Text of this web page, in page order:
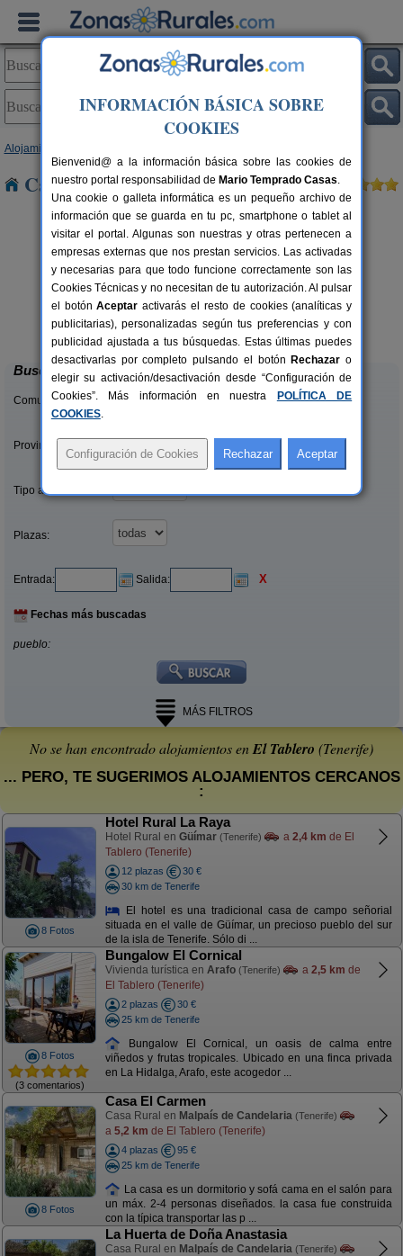
Alojamientos
Casas Rurales cerca de El Tablero
2-4 pers.
desde18 €
Casa Rural Los Arcos
El Mocanal (El Hierro)
Buscar
Comunidades:
Provincias/Islas:
Tipo alquiler:
Plazas:
Entrada: Salida: X
Fechas más buscadas
pueblo:
MÁS FILTROS
No se han encontrado alojamientos enEl Tablero (Tenerife)
... PERO, TE SUGERIMOS ALOJAMIENTOS CERCANOS
:
8 Fotos
Hotel Rural La Raya
Hotel Rural en Güímar (Tenerife) a 2,4 km de El
Tablero (Tenerife)
12 plazas
30 €
30 km de Tenerife
El hotel es una tradicional casa de campo señorial
situada en el valle de Güímar, un precioso pueblo del sur
de la isla de Tenerife. Sólo di ...
8 Fotos
(3 comentarios)
Bungalow El Cornical
Vivienda turística en Arafo (Tenerife) a 2,5 km de
El Tablero (Tenerife)
2 plazas
30 €
25 km de Tenerife
Bungalow El Cornical, un oasis de calma entre
viñedos y frutas tropicales. Ubicado en una finca privada
en La Hidalga, Arafo, este acogedor ...
8 Fotos
Casa El Carmen
Casa Rural en Malpaís de Candelaria (Tenerife)
a 5,2 km de El Tablero (Tenerife)
4 plazas
95 €
25 km de Tenerife
La casa es un dormitorio y sofá cama en el salón para
un máx. 2-4 personas diseñados. la casa fue construida
con la típica transportar las p ...
La Huerta de Doña Anastasia
Casa Rural en Malpaís de Candelaria (Tenerife)
INFORMACIÓN BÁSICA SOBRE
COOKIES
Bienvenid@ a la información básica sobre las cookies de
nuestro portal responsabilidad de Mario Temprado Casas.
Una cookie o galleta informática es un pequeño archivo de
información que se guarda en tu pc, smartphone o tablet al
visitar el portal. Algunas son nuestras y otras pertenecen a
empresas externas que nos prestan servicios. Las activadas
y necesarias para que todo funcione correctamente son las
Cookies Técnicas y no necesitan de tu autorización. Al pulsar
el botónAceptar activarás el resto de cookies (analíticas y
publicitarias), personalizadas según tus preferencias y con
publicidad ajustada a tus búsquedas. Estas últimas puedes
desactivarlas por completo pulsando el botón Rechazar o
elegir su activación/desactivación desde “Configuración de
Cookies”. Más información en nuestra
POLÍTICA DE
COOKIES.